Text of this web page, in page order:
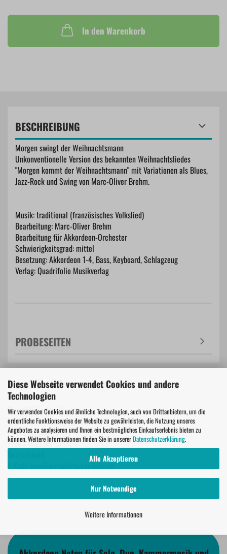
Diese Webseite verwendet Cookies und andere
Technologien
Wir verwenden Cookies und ähnliche Technologien, auch von Drittanbietern, um die
ordentliche Funktionsweise der Website zu gewährleisten, die Nutzung unseres
Angebotes zu analysieren und Ihnen ein bestmögliches Einkaufserlebnis bieten zu
können. Weitere Informationen finden Sie in unsererDatenschutzerklärung.
Alle Akzeptieren
Nur Notwendige
Weitere Informationen
In den Warenkorb
BESCHREIBUNG
Morgen swingt der Weihnachtsmann
Unkonventionelle Version des bekannten Weihnachtsliedes
"Morgen kommt der Weihnachtsmann" mit Variationen als Blues,
Jazz-Rock und Swing von Marc-Oliver Brehm.
Musik: traditional (französisches Volkslied)
Bearbeitung: Marc-Oliver Brehm
Bearbeitung für Akkordeon-Orchester
Schwierigkeitsgrad: mittel
Besetzung: Akkordeon 1-4, Bass, Keyboard, Schlagzeug
Verlag: Quadrifolio Musikverlag
PROBESEITEN
Hersteller Informationen
Quadrifolio Musikverlag
Quadrifolio Musikverlag GbR
Egerlandstraße 6
71263 Weil der Stadt
E-Mail: musikverlag@quadrifolio.de